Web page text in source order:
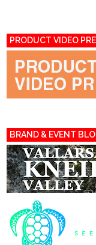
PRODUCT VIDEO
BRAND & EVENT